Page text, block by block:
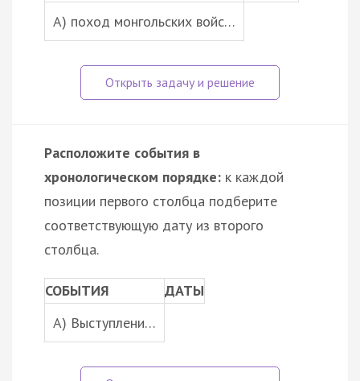
A) поход монгольских войс…
Расположите события в
хронологическом порядке: к каждой
позиции первого столбца подберите
соответствующую дату из второго
столбца.
СОБЫТИЯ
ДАТЫ
A) Выступлени…